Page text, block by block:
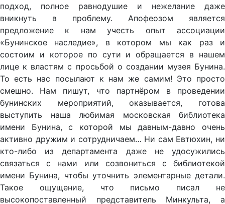
подход, полное равнодушие и нежелание даже
вникнуть в проблему. Апофеозом является
предложение к нам учесть опыт ассоциации
«Бунинское наследие», в котором мы как раз и
состоим и которое по сути и обращается в нашем
лице к властям с просьбой о создании музея Бунина.
То есть нас посылают к нам же самим! Это просто
смешно. Нам пишут, что партнёром в проведении
бунинских мероприятий, оказывается, готова
выступить наша любимая московская библиотека
имени Бунина, с которой мы давным-давно очень
активно дружим и сотрудничаем… Ни сам Евтюхин, ни
кто-либо из департамента даже не удосужились
связаться с нами или созвониться с библиотекой
имени Бунина, чтобы уточнить элементарные детали.
Такое ощущение, что письмо писал не
высокопоставленный представитель Минкульта, а